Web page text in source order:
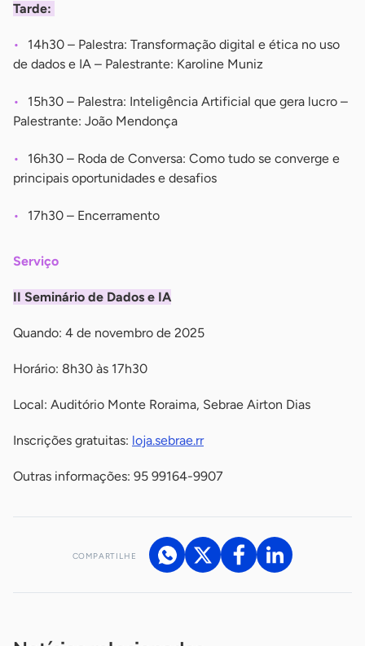
Tarde:
14h30 – Palestra: Transformação digital e ética no uso
de dados e IA – Palestrante: Karoline Muniz
15h30 – Palestra: Inteligência Artificial que gera lucro –
Palestrante: João Mendonça
16h30 – Roda de Conversa: Como tudo se converge e
principais oportunidades e desafios
17h30 – Encerramento
Serviço
II Seminário de Dados e IA
Quando: 4 de novembro de 2025
Horário: 8h30 às 17h30
Local: Auditório Monte Roraima, Sebrae Airton Dias
Inscrições gratuitas: loja.sebrae.rr
Outras informações: 95 99164-9907
COMPARTILHE